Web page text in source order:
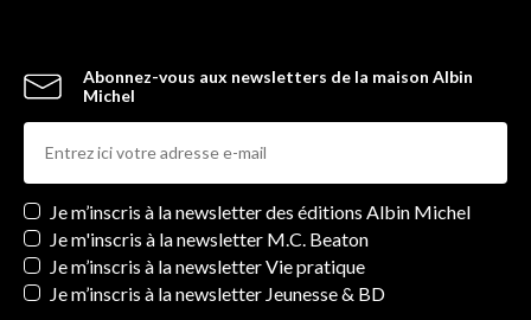
Abonnez-vous aux newsletters de la maison Albin
Michel
Newsletters
Je m’inscris à la newsletter des éditions Albin Michel
Je m'inscris à la newsletter M.C. Beaton
Je m’inscris à la newsletter Vie pratique
Je m’inscris à la newsletter Jeunesse & BD